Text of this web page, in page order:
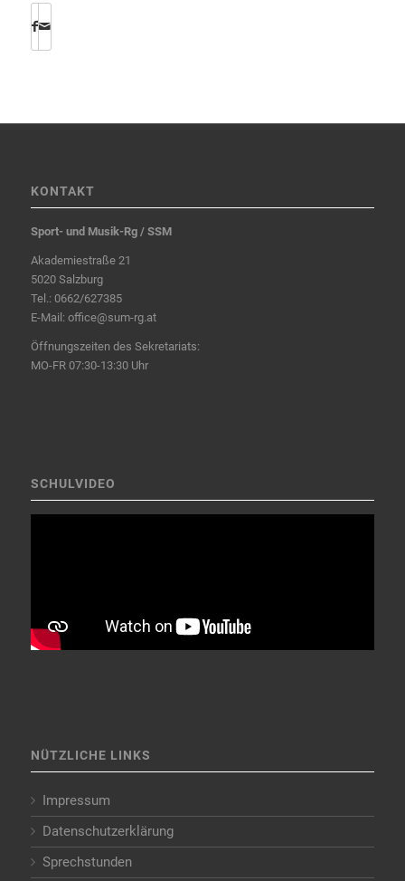
KONTAKT
Sport- und Musik-Rg / SSM
Akademiestraße 21
5020 Salzburg
Tel.: 0662/627385
E-Mail: office@sum-rg.at
Öffnungszeiten des Sekretariats:
MO-FR 07:30-13:30 Uhr
SCHULVIDEO
NÜTZLICHE LINKS
Impressum
Datenschutzerklärung
Sprechstunden